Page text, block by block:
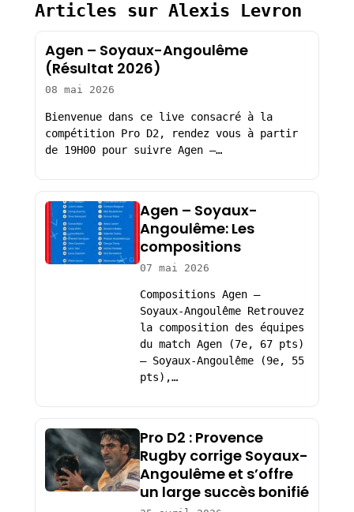
Articles sur Alexis Levron
Agen – Soyaux-Angoulême
(Résultat 2026)
08 mai 2026
Bienvenue dans ce live consacré à la
compétition Pro D2, rendez vous à partir
de 19H00 pour suivre Agen –…
Agen – Soyaux-
Angoulême: Les
compositions
07 mai 2026
Compositions Agen –
Soyaux-Angoulême Retrouvez
la composition des équipes
du match Agen (7e, 67 pts)
– Soyaux-Angoulême (9e, 55
pts),…
Pro D2 : Provence
Rugby corrige Soyaux-
Angoulême et s’offre
un large succès bonifié